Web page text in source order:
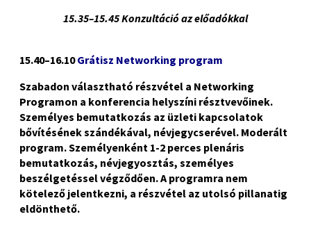
15.35–15.45 Konzultáció az előadókkal
15.40–16.10Grátisz Networking program
Szabadon választható részvétel a Networking
Programon a konferencia helyszíni résztvevőinek.
Személyes bemutatkozás az üzleti kapcsolatok
bővítésének szándékával, névjegycserével. Moderált
program. Személyenként 1-2 perces plenáris
bemutatkozás, névjegyosztás, személyes
beszélgetéssel végződően. A programra nem
kötelező jelentkezni, a részvétel az utolsó pillanatig
eldönthető.